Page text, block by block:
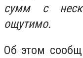
сумм с
ощутимо.
Об этом